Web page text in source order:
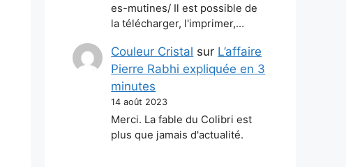
es-mutines/ Il est possible de
la télécharger, l'imprimer,…
Couleur Cristal sur L’affaire
Pierre Rabhi expliquée en 3
minutes
14 août 2023
Merci. La fable du Colibri est
plus que jamais d'actualité.